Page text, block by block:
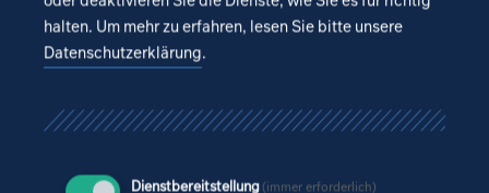
halten. Um mehr zu erfahren, lesen Sie bitte unsere
Datenschutzerklärung.
Dienstbereitstellung(immer erforderlich)